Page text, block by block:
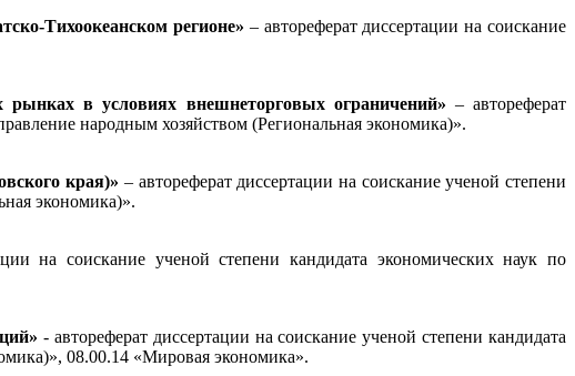
Тихоокеанском регионе» – автореферат диссертации на соискание
в условиях внешнеторговых ограничений» – автореферат
народным хозяйством (Региональная экономика)».
края)» – автореферат диссертации на соискание ученой степени
экономика)».
на соискание ученой степени кандидата экономических наук по
- автореферат диссертации на соискание ученой степени кандидата
08.00.14 «Мировая экономика».